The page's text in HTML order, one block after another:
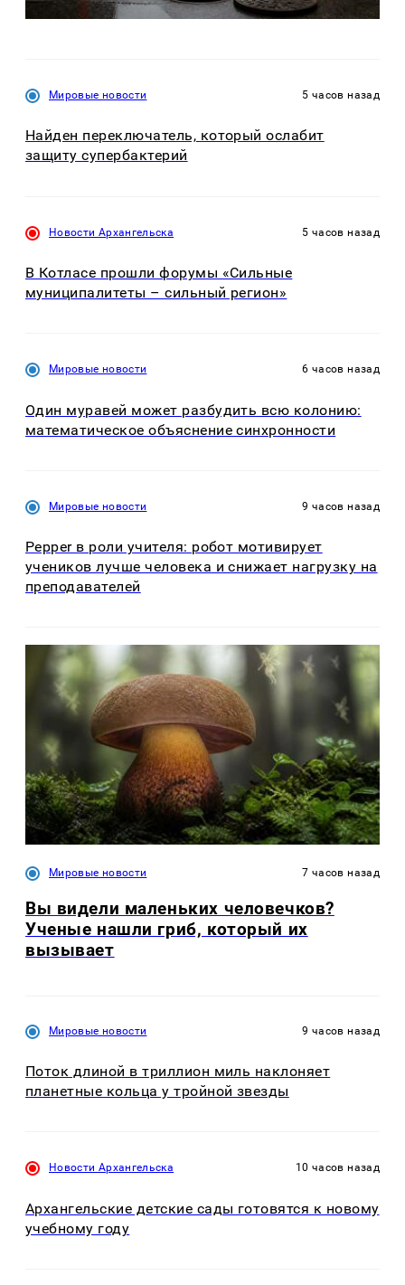
Мировые новости 5 часов назад
Найден переключатель, который ослабит
защиту супербактерий
Новости Архангельска 5 часов назад
В Котласе прошли форумы «Сильные
муниципалитеты – сильный регион»
Мировые новости 6 часов назад
Один муравей может разбудить всю колонию:
математическое объяснение синхронности
Мировые новости 9 часов назад
Pepper в роли учителя: робот мотивирует
учеников лучше человека и снижает нагрузку на
преподавателей
Мировые новости 7 часов назад
Вы видели маленьких человечков?
Ученые нашли гриб, который их
вызывает
Мировые новости 9 часов назад
Поток длиной в триллион миль наклоняет
планетные кольца у тройной звезды
Новости Архангельска 10 часов назад
Архангельские детские сады готовятся к новому
учебному году